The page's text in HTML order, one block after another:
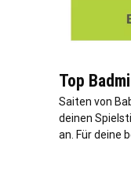
Top
Saiten von
deinen
an. Für deine